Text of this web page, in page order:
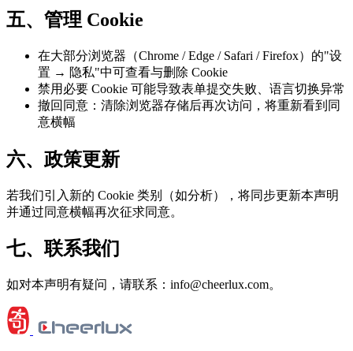
五、管理 Cookie
在大部分浏览器（Chrome / Edge / Safari / Firefox）的"设
置 → 隐私"中可查看与删除 Cookie
禁用必要 Cookie 可能导致表单提交失败、语言切换异常
撤回同意：清除浏览器存储后再次访问，将重新看到同
意横幅
六、政策更新
若我们引入新的 Cookie 类别（如分析），将同步更新本声明
并通过同意横幅再次征求同意。
七、联系我们
如对本声明有疑问，请联系：info@cheerlux.com。